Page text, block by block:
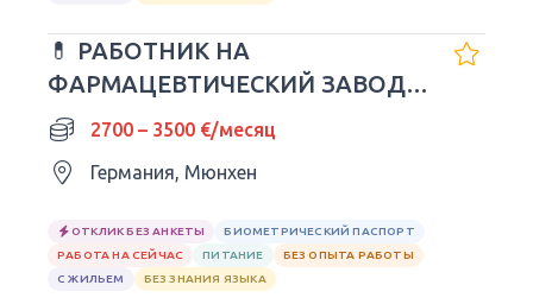
💊 РАБОТНИК НА
ФАРМАЦЕВТИЧЕСКИЙ ЗАВОД В
ГЕРМАНИИ
2700 – 3500 €/месяц
Германия, Мюнхен
ОТКЛИК БЕЗ АНКЕТЫ
БИОМЕТРИЧЕСКИЙ ПАСПОРТ
РАБОТА НА СЕЙЧАС
ПИТАНИЕ
БЕЗ ОПЫТА РАБОТЫ
С ЖИЛЬЕМ
БЕЗ ЗНАНИЯ ЯЗЫКА